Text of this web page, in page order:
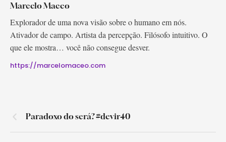
Marcelo Maceo
Explorador de uma nova visão sobre o humano em nós.
Ativador de campo. Artista da percepção. Filósofo intuitivo. O
que ele mostra… você não consegue desver.
https://marcelomaceo.com
Paradoxo do será? #devir40